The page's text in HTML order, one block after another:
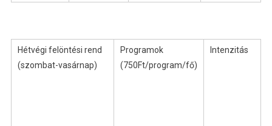
Hétvégi felöntési rend
(szombat-vasárnap)
Programok
(750Ft/program/fő)
Intenzitás